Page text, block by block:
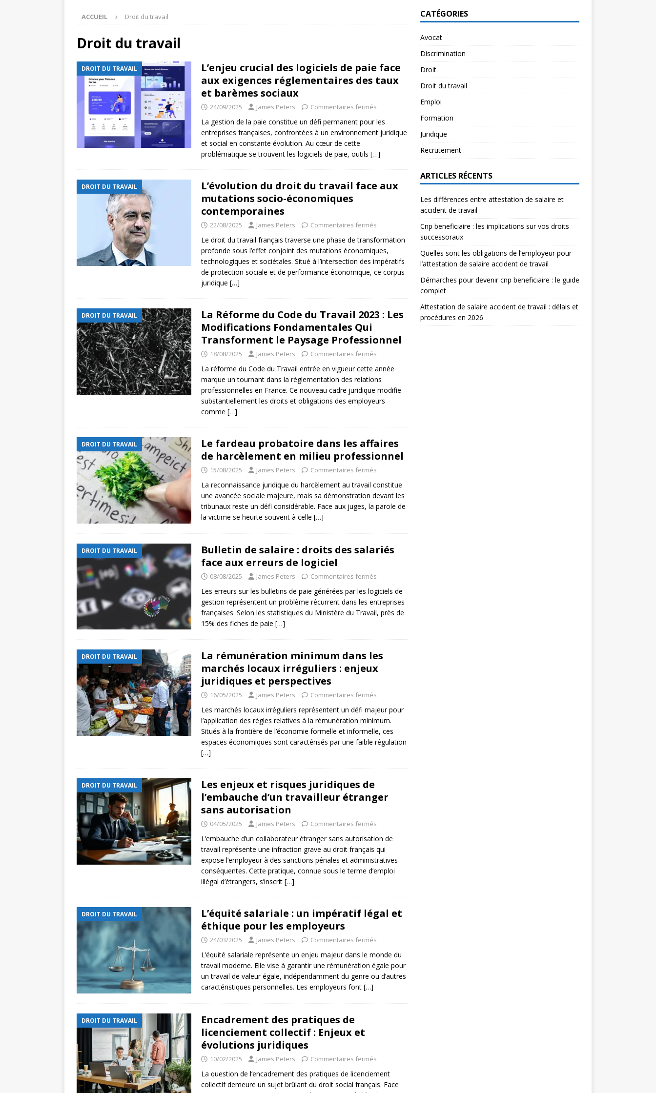
ACCUEIL Droit du travail
Droit du travail
DROIT DU TRAVAIL
L’enjeu crucial des logiciels de paie face
aux exigences réglementaires des taux
et barèmes sociaux
24/09/2025 James Peters Commentaires fermés
La gestion de la paie constitue un défi permanent pour les
entreprises françaises, confrontées à un environnement juridique
et social en constante évolution. Au cœur de cette
problématique se trouvent les logiciels de paie, outils […]
DROIT DU TRAVAIL
L’évolution du droit du travail face aux
mutations socio-économiques
contemporaines
22/08/2025 James Peters Commentaires fermés
Le droit du travail français traverse une phase de transformation
profonde sous l’effet conjoint des mutations économiques,
technologiques et sociétales. Situé à l’intersection des impératifs
de protection sociale et de performance économique, ce corpus
juridique […]
DROIT DU TRAVAIL
La Réforme du Code du Travail 2023 : Les
Modifications Fondamentales Qui
Transforment le Paysage Professionnel
18/08/2025 James Peters Commentaires fermés
La réforme du Code du Travail entrée en vigueur cette année
marque un tournant dans la règlementation des relations
professionnelles en France. Ce nouveau cadre juridique modifie
substantiellement les droits et obligations des employeurs
comme […]
DROIT DU TRAVAIL
Le fardeau probatoire dans les affaires
de harcèlement en milieu professionnel
15/08/2025 James Peters Commentaires fermés
La reconnaissance juridique du harcèlement au travail constitue
une avancée sociale majeure, mais sa démonstration devant les
tribunaux reste un défi considérable. Face aux juges, la parole de
la victime se heurte souvent à celle […]
DROIT DU TRAVAIL
Bulletin de salaire : droits des salariés
face aux erreurs de logiciel
08/08/2025 James Peters Commentaires fermés
Les erreurs sur les bulletins de paie générées par les logiciels de
gestion représentent un problème récurrent dans les entreprises
françaises. Selon les statistiques du Ministère du Travail, près de
15% des fiches de paie […]
DROIT DU TRAVAIL
La rémunération minimum dans les
marchés locaux irréguliers : enjeux
juridiques et perspectives
16/05/2025 James Peters Commentaires fermés
Les marchés locaux irréguliers représentent un défi majeur pour
l’application des règles relatives à la rémunération minimum.
Situés à la frontière de l’économie formelle et informelle, ces
espaces économiques sont caractérisés par une faible régulation
[…]
DROIT DU TRAVAIL
Les enjeux et risques juridiques de
l’embauche d’un travailleur étranger
sans autorisation
04/05/2025 James Peters Commentaires fermés
L’embauche d’un collaborateur étranger sans autorisation de
travail représente une infraction grave au droit français qui
expose l’employeur à des sanctions pénales et administratives
conséquentes. Cette pratique, connue sous le terme d’emploi
illégal d’étrangers, s’inscrit […]
DROIT DU TRAVAIL
L’équité salariale : un impératif légal et
éthique pour les employeurs
24/03/2025 James Peters Commentaires fermés
L’équité salariale représente un enjeu majeur dans le monde du
travail moderne. Elle vise à garantir une rémunération égale pour
un travail de valeur égale, indépendamment du genre ou d’autres
caractéristiques personnelles. Les employeurs font […]
DROIT DU TRAVAIL
Encadrement des pratiques de
licenciement collectif : Enjeux et
évolutions juridiques
10/02/2025 James Peters Commentaires fermés
La question de l’encadrement des pratiques de licenciement
collectif demeure un sujet brûlant du droit social français. Face
CATÉGORIES
Avocat
Discrimination
Droit
Droit du travail
Emploi
Formation
Juridique
Recrutement
ARTICLES RÉCENTS
Les différences entre attestation de salaire et
accident de travail
Cnp beneficiaire : les implications sur vos droits
successoraux
Quelles sont les obligations de l’employeur pour
l’attestation de salaire accident de travail
Démarches pour devenir cnp beneficiaire : le guide
complet
Attestation de salaire accident de travail : délais et
procédures en 2026